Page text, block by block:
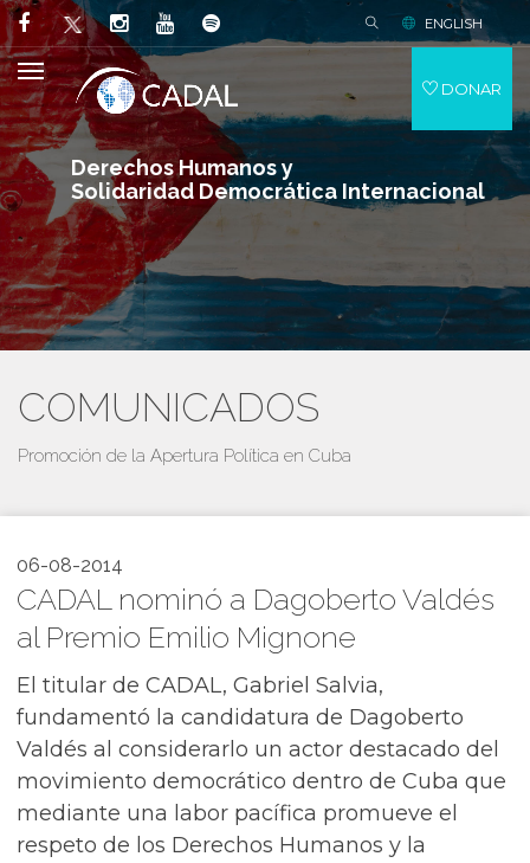
Derechos Humanos y
Solidaridad Democrática Internacional
ENGLISH
DONAR
COMUNICADOS
Promoción de la Apertura Política en Cuba
06-08-2014
CADAL nominó a Dagoberto Valdés
al Premio Emilio Mignone
El titular de CADAL, Gabriel Salvia,
fundamentó la candidatura de Dagoberto
Valdés al considerarlo un actor destacado del
movimiento democrático dentro de Cuba que
mediante una labor pacífica promueve el
respeto de los Derechos Humanos y la